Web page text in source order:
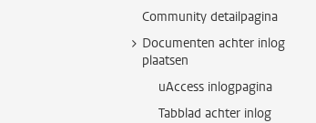
Community detailpagina
Documenten achter inlog
plaatsen
uAccess inlogpagina
Tabblad achter inlog